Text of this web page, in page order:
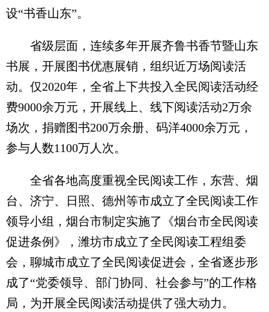
设“书香山东”。
省级层面，连续多年开展齐鲁书香节暨山东
书展，开展图书优惠展销，组织近万场阅读活
动。仅2020年，全省上下共投入全民阅读活动经
费9000余万元，开展线上、线下阅读活动2万余
场次，捐赠图书200万余册、码洋4000余万元，
参与人数1100万人次。
全省各地高度重视全民阅读工作，东营、烟
台、济宁、日照、德州等市成立了全民阅读工作
领导小组，烟台市制定实施了《烟台市全民阅读
促进条例》，潍坊市成立了全民阅读工程组委
会，聊城市成立了全民阅读促进会，全省逐步形
成了“党委领导、部门协同、社会参与”的工作格
局，为开展全民阅读活动提供了强大动力。